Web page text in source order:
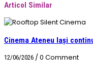
Articol Similar
Cinema Ateneu Iași
12/06/2026 /0 Comment